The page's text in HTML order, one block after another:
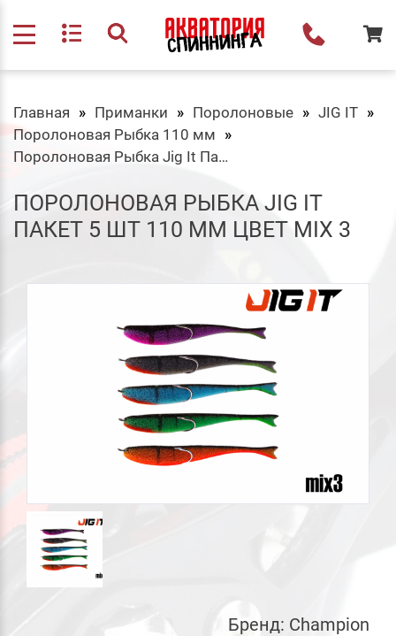
Главная Приманки Поролоновые
JIG IT
Поролоновая Рыбка 110 мм
Поролоновая Рыбка Jig It Пакет 5 шт 110 мм Цвет MIX 3
ПОРОЛОНОВАЯ РЫБКА JIG IT
ПАКЕТ 5 ШТ 110 ММ ЦВЕТ MIX 3
Бренд: Champion